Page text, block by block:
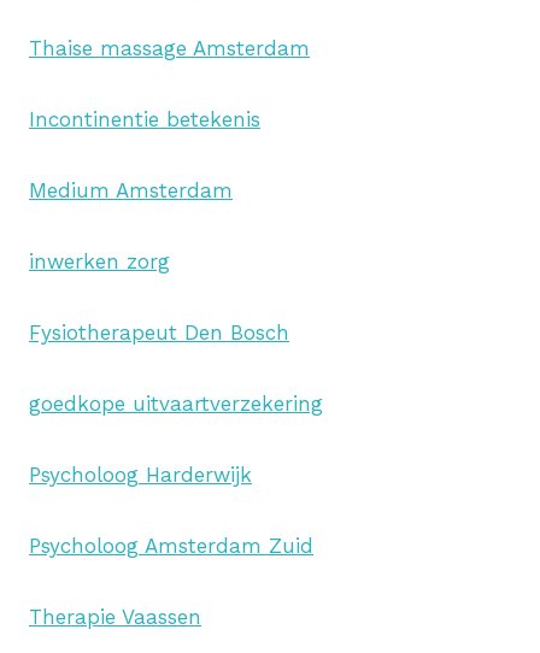
Thaise massage Amsterdam
Incontinentie betekenis
Medium Amsterdam
inwerken zorg
Fysiotherapeut Den Bosch
goedkope uitvaartverzekering
Psycholoog Harderwijk
Psycholoog Amsterdam Zuid
Therapie Vaassen